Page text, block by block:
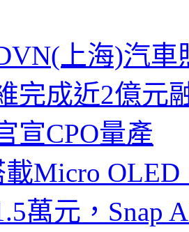
上海)汽
完成近2億元
宣CPO量產
載Micro
萬元，Snap